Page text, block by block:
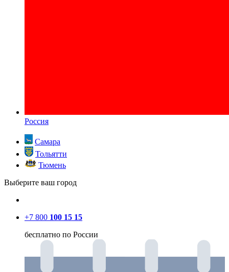
Россия
Самара
Тольятти
Тюмень
Выберите ваш город
+7 800 100 15 15
бесплатно по России